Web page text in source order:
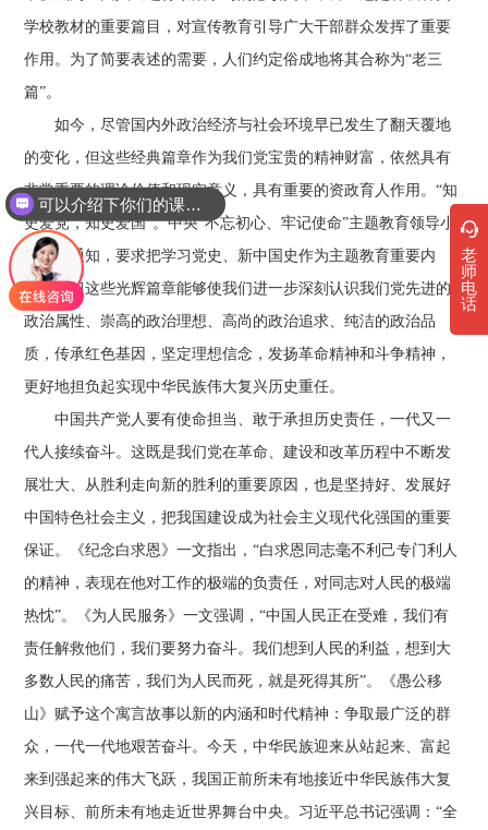
学校教材的重要篇目，对宣传教育引导广大干部群众发挥了重要
作用。为了简要表述的需要，人们约定俗成地将其合称为“老三
篇”。
如今，尽管国内外政治经济与社会环境早已发生了翻天覆地
的变化，但这些经典篇章作为我们党宝贵的精神财富，依然具有
非常重要的理论价值和现实意义，具有重要的资政育人作用。“知
史爱党，知史爱国”。中央“不忘初心、牢记使命”主题教育领导小
组印发通知，要求把学习党史、新中国史作为主题教育重要内
容。学习这些光辉篇章能够使我们进一步深刻认识我们党先进的
政治属性、崇高的政治理想、高尚的政治追求、纯洁的政治品
质，传承红色基因，坚定理想信念，发扬革命精神和斗争精神，
更好地担负起实现中华民族伟大复兴历史重任。
中国共产党人要有使命担当、敢于承担历史责任，一代又一
代人接续奋斗。这既是我们党在革命、建设和改革历程中不断发
展壮大、从胜利走向新的胜利的重要原因，也是坚持好、发展好
中国特色社会主义，把我国建设成为社会主义现代化强国的重要
保证。《纪念白求恩》一文指出，“白求恩同志毫不利己专门利人
的精神，表现在他对工作的极端的负责任，对同志对人民的极端
热忱”。《为人民服务》一文强调，“中国人民正在受难，我们有
责任解救他们，我们要努力奋斗。我们想到人民的利益，想到大
多数人民的痛苦，我们为人民而死，就是死得其所”。《愚公移
山》赋予这个寓言故事以新的内涵和时代精神：争取最广泛的群
众，一代一代地艰苦奋斗。今天，中华民族迎来从站起来、富起
来到强起来的伟大飞跃，我国正前所未有地接近中华民族伟大复
兴目标、前所未有地走近世界舞台中央。习近平总书记强调：“全
老
师
电
话